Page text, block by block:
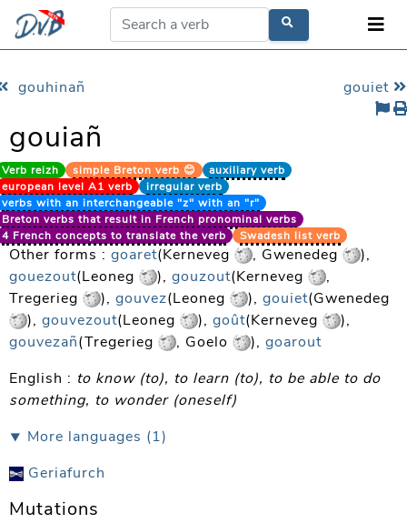
gouhinañ gouiet
gouiañ
Verb reizh simple Breton verb 😊
auxiliary verb
european level A1 verb
irregular verb
verbs with an interchangeable "z" with an "r"
Breton verbs that result in French pronominal verbs
4 French concepts to translate the verb
Swadesh list verb
Other forms : goaret(Kerneveg , Gwenedeg
),
gouezout(Leoneg ), gouzout(Kerneveg
,
Tregerieg
), gouvez(Leoneg ), gouiet(Gwenedeg
), gouvezout(Leoneg ), goût(Kerneveg
),
gouvezañ(Tregerieg , Goelo ), goarout
English : to know (to), to learn (to), to be able to do
something, to wonder (oneself)
⯆ More languages (1)
Geriafurch
Mutations